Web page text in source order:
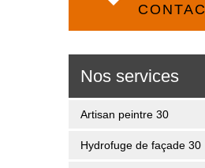
Nos services
Artisan peintre 30
Hydrofuge de façade 30